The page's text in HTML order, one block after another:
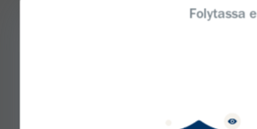
Folytassa